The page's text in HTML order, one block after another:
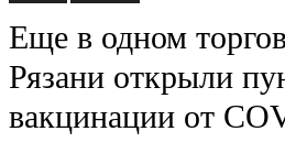
Еще в одном
Рязани открыли
вакцинации от